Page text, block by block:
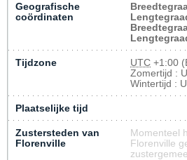
Geografische
coördinaten
Tijdzone UTC +1:00
Zomertijd :
Wintertijd :
Plaatselijke tijd
Zustersteden van
Florenville
Momenteel
Florenville